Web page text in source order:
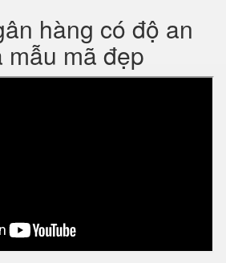
hàng có độ an
mẫu mã đẹp